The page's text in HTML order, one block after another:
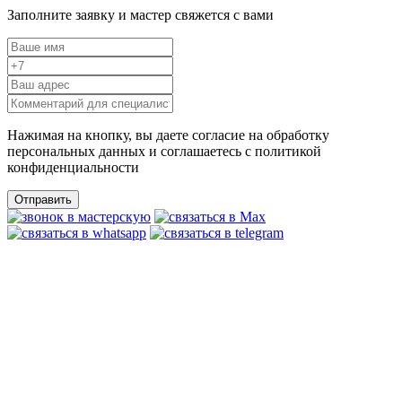
Заполните заявку и мастер свяжется с вами
Нажимая на кнопку, вы даете согласие на обработку
персональных данных и соглашаетесь c политикой
конфиденциальности
Отправить